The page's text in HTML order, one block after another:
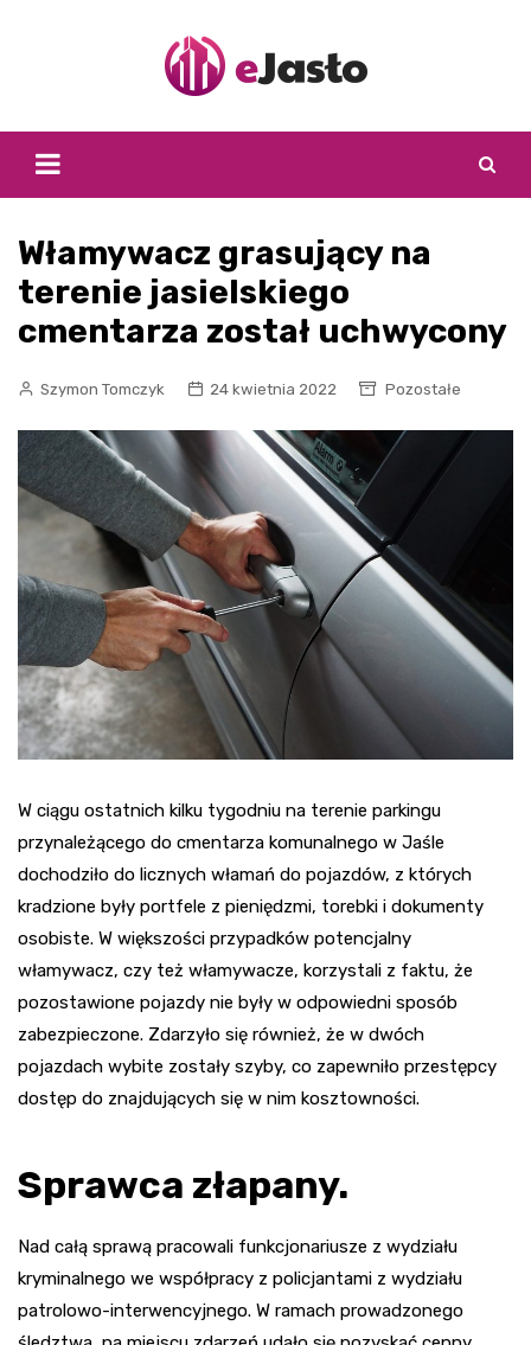
Włamywacz grasujący na
terenie jasielskiego
cmentarza został uchwycony
Szymon Tomczyk 24 kwietnia 2022 Pozostałe
W ciągu ostatnich kilku tygodniu na terenie parkingu
przynależącego do cmentarza komunalnego w Jaśle
dochodziło do licznych włamań do pojazdów, z których
kradzione były portfele z pieniędzmi, torebki i dokumenty
osobiste. W większości przypadków potencjalny
włamywacz, czy też włamywacze, korzystali z faktu, że
pozostawione pojazdy nie były w odpowiedni sposób
zabezpieczone. Zdarzyło się również, że w dwóch
pojazdach wybite zostały szyby, co zapewniło przestępcy
dostęp do znajdujących się w nim kosztowności.
Sprawca złapany.
Nad całą sprawą pracowali funkcjonariusze z wydziału
kryminalnego we współpracy z policjantami z wydziału
patrolowo-interwencyjnego. W ramach prowadzonego